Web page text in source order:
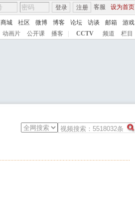
客服 设为首页
登录 注册
商城 社区 微博 博客 论坛 访谈 邮箱
游戏
动画片 公开课 播客 CCTV 频道 栏目